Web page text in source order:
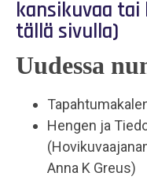
kansikuvaa
tällä sivulla)
Uudessa
Hengen ja
Anna K Greus)